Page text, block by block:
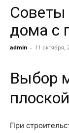
Советы
дома с
admin - 11 октября,
Выбор
При